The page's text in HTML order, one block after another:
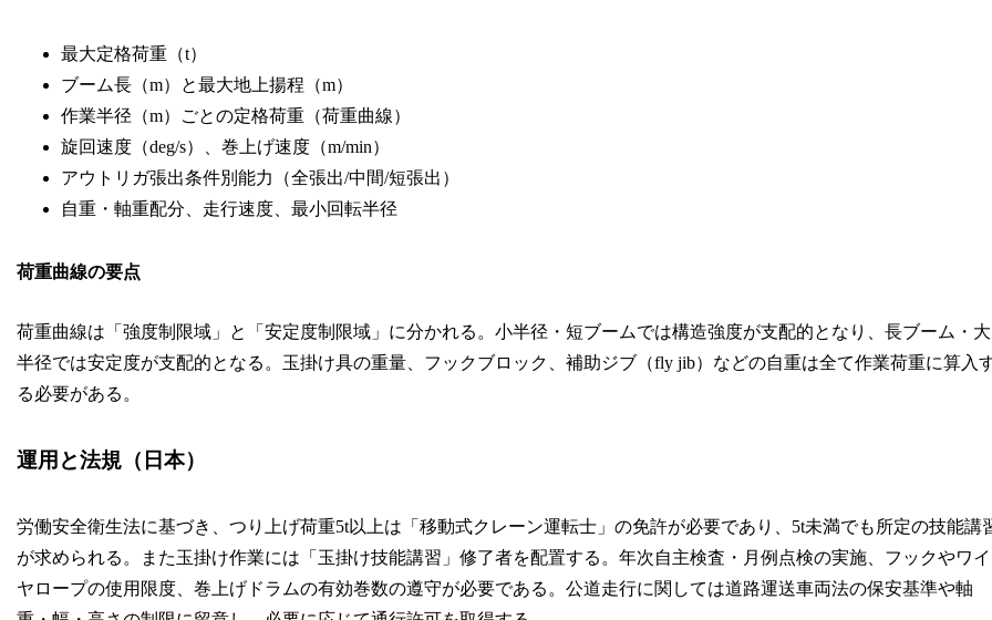
最大定格荷重（t）
ブーム長（m）と最大地上揚程（m）
作業半径（m）ごとの定格荷重（荷重曲線）
旋回速度（deg/s）、巻上げ速度（m/min）
アウトリガ張出条件別能力（全張出/中間/短張出）
自重・軸重配分、走行速度、最小回転半径
荷重曲線の要点
荷重曲線は「強度制限域」と「安定度制限域」に分かれる。小半径・短ブームでは構造強度が支配的となり、長ブーム・大
半径では安定度が支配的となる。玉掛け具の重量、フックブロック、補助ジブ（fly jib）などの自重は全て作業荷重に算入
る必要がある。
運用と法規（日本）
労働安全衛生法に基づき、つり上げ荷重5t以上は「移動式クレーン運転士」の免許が必要であり、5t未満でも所定の技能講
が求められる。また玉掛け作業には「玉掛け技能講習」修了者を配置する。年次自主検査・月例点検の実施、フックやワイ
ヤロープの使用限度、巻上げドラムの有効巻数の遵守が必要である。公道走行に関しては道路運送車両法の保安基準や軸